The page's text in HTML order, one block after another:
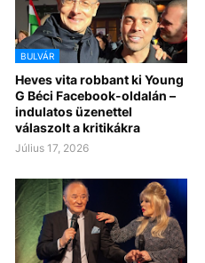
BULVÁR
Heves vita robbant ki Young
G Béci Facebook-oldalán –
indulatos üzenettel
válaszolt a kritikákra
Július 17, 2026